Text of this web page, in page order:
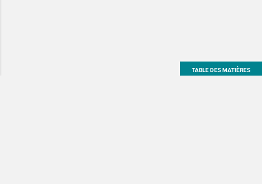
TABLE DES MATIÈRES